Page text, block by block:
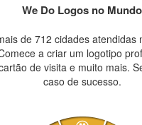
We Do Logos no Mundo
de 712 cidades atendidas
a criar um logotipo
de visita e muito mais.
caso de sucesso.